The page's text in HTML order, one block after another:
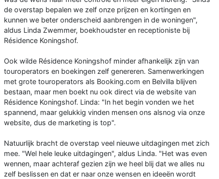
de overstap bepalen we zelf onze prijzen en kortingen en
kunnen we beter onderscheid aanbrengen in de woningen",
aldus Linda Zwemmer, boekhoudster en receptioniste bij
Résidence Koningshof.
Ook wilde Résidence Koningshof minder afhankelijk zijn van
touroperators en boekingen zelf genereren. Samenwerkingen
met grote touroperators als Booking.com en Belvilla blijven
bestaan, maar men boekt nu ook direct via de website van
Résidence Koningshof. Linda: "In het begin vonden we het
spannend, maar gelukkig vinden mensen ons alsnog via onze
website, dus de marketing is top".
Natuurlijk bracht de overstap veel nieuwe uitdagingen met zich
mee. "Wel hele leuke uitdagingen", aldus Linda. "Het was even
wennen, maar achteraf gezien zijn we heel blij dat we alles nu
zelf beslissen en dat er naar onze wensen en ideeën wordt